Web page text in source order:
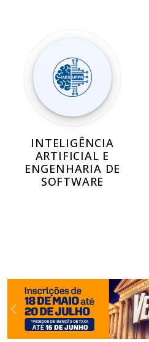
INTELIGÊNCIA
ARTIFICIAL E
ENGENHARIA DE
SOFTWARE
Previous